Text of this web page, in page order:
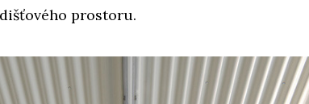
prostoru.